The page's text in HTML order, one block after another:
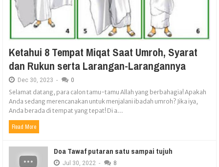
Ketahui 8 Tempat Miqat Saat Umroh, Syarat
dan Rukun serta Larangan-Larangannya
Dec 30, 2023 - 0
Selamat datang, para calon tamu-tamu Allah yang berbahagia! Apakah
Anda sedang merencanakan untuk menjalani ibadah umroh? Jika iya,
Anda berada di tempat yang tepat! Di a...
Read More
Doa Tawaf putaran satu sampai tujuh
Jul 30, 2022 - 8